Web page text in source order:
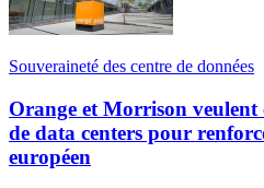
Souveraineté des centre de données
Orange et Morrison veulent
de data centers pour
européen